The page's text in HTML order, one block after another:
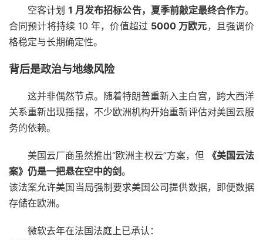
空客计划1 月发布招标公告，夏季前敲定最终合作方。
合同预计将持续 10 年，价值超过 5000 万欧元，且强调价
格稳定与长期确定性。
背后是政治与地缘风险
这并非偶然节点。随着特朗普重新入主白宫，跨大西洋
关系重新出现摇摆，不少欧洲机构开始重新评估对美国云服
务的依赖。
美国云厂商虽然推出“欧洲主权云”方案，但
《美国云法
案》仍是一把悬在空中的剑。
该法案允许美国当局强制要求美国公司提供数据，即便数据
存储在欧洲。
微软去年在法国法庭上已承认：